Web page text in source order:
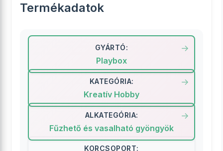
Termékadatok
GYÁRTÓ:
Playbox
KATEGÓRIA:
Kreatív Hobby
ALKATEGÓRIA:
Fűzhető és vasalható gyöngyök
KORCSOPORT: